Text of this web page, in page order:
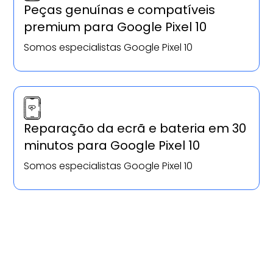
Peças genuínas e compatíveis
premium para Google Pixel 10
Somos especialistas Google Pixel 10
Reparação da ecrã e bateria em 30
minutos para Google Pixel 10
Somos especialistas Google Pixel 10